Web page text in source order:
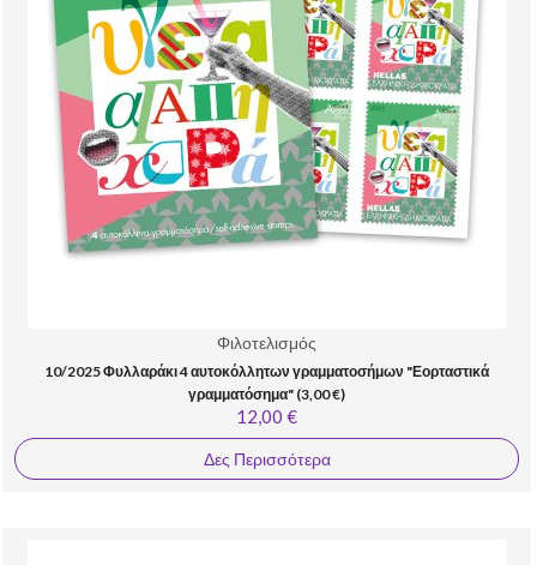
Φιλοτελισμός
10/2025 Φυλλαράκι 4 αυτοκόλλητων γραμματοσήμων "Εορταστικά
γραμματόσημα" (3,00 €)
12,00 €
Δες Περισσότερα